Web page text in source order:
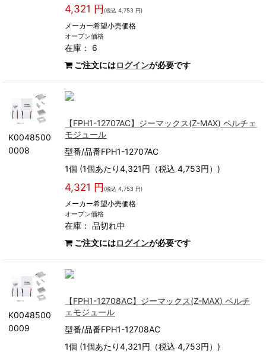
4,321 円 (税込 4,753 円)
メーカー希望小売価格
オープン価格
在庫： 6
ご注文にはログインが必要です
K0048500
0008
【FPH1-12707AC】ジーマックス(Z-MAX) ペルチェ
モジュール
型番/品番FPH1-12707AC
1個 (1個あたり4,321円（税込 4,753円）)
4,321 円 (税込 4,753 円)
メーカー希望小売価格
オープン価格
在庫：品切れ中
ご注文にはログインが必要です
K0048500
0009
【FPH1-12708AC】ジーマックス(Z-MAX) ペルチ
ェモジュール
型番/品番FPH1-12708AC
1個 (1個あたり4,321円（税込 4,753円）)